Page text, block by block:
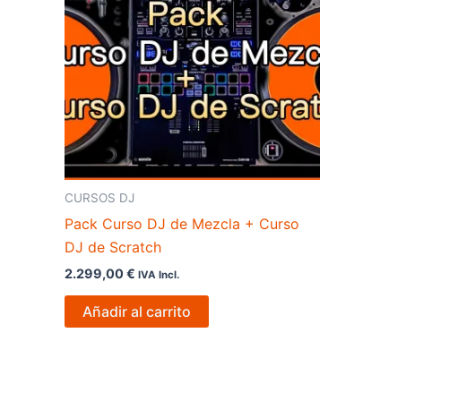
CURSOS DJ
Pack Curso DJ de Mezcla + Curso
DJ de Scratch
2.299,00€ IVA Incl.
Añadir al carrito